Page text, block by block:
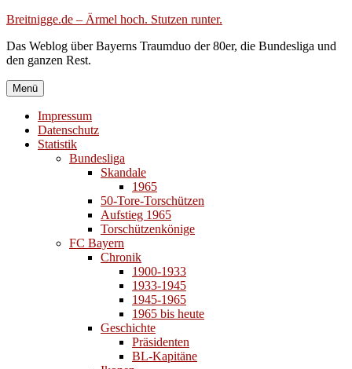
Zum
springen
Breitnigge.de – Ärmel hoch. Stutzen runter.
Das Weblog über Bayerns Traumduo der 80er, die Bundesliga und
den ganzen Rest.
Menü
Impressum
Datenschutz
Statistik
Bundesliga
Skandale
1965
50-Tore-Torschützen
Aufstieg 1965
Torschützenkönige
FC Bayern
Chronik
1900-1933
1933-1945
1945-1965
1965 bis heute
Geschichte
Präsidenten
BL-Kapitäne